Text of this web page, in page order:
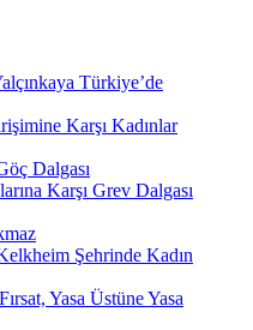
Türkiye’de
Karşı Kadınlar
Dalgası
Karşı Grev Dalgası
Şehrinde Kadın
Yasa Üstüne Yasa